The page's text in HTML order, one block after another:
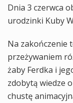
Dnia 3 czerwca
urodzinki Kuby
Na zakończenie
przeżywaniem
żaby Ferdka i
zdobytą wiedze
chustę